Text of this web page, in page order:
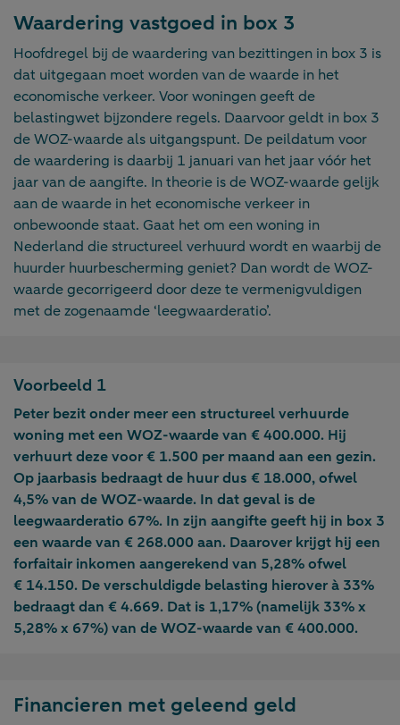
Waardering vastgoed in box 3
Hoofdregel bij de waardering van bezittingen in box 3 is
dat uitgegaan moet worden van de waarde in het
economische verkeer. Voor woningen geeft de
belastingwet bijzondere regels. Daarvoor geldt in box 3
de WOZ-waarde als uitgangspunt. De peildatum voor
de waardering is daarbij 1 januari van het jaar vóór het
jaar van de aangifte. In theorie is de WOZ-waarde gelijk
aan de waarde in het economische verkeer in
onbewoonde staat. Gaat het om een woning in
Nederland die structureel verhuurd wordt en waarbij de
huurder huurbescherming geniet? Dan wordt de WOZ-
waarde gecorrigeerd door deze te vermenigvuldigen
met de zogenaamde ‘leegwaarderatio’.
Voorbeeld 1
Peter bezit onder meer een structureel verhuurde
woning met een WOZ-waarde van € 400.000. Hij
verhuurt deze voor € 1.500 per maand aan een gezin.
Op jaarbasis bedraagt de huur dus € 18.000, ofwel
4,5% van de WOZ-waarde. In dat geval is de
leegwaarderatio 67%. In zijn aangifte geeft hij in box 3
een waarde van € 268.000 aan. Daarover krijgt hij een
forfaitair inkomen aangerekend van 5,28% ofwel
€ 14.150. De verschuldigde belasting hierover à 33%
bedraagt dan € 4.669. Dat is 1,17% (namelijk 33% x
5,28% x 67%) van de WOZ-waarde van € 400.000.
Financieren met geleend geld